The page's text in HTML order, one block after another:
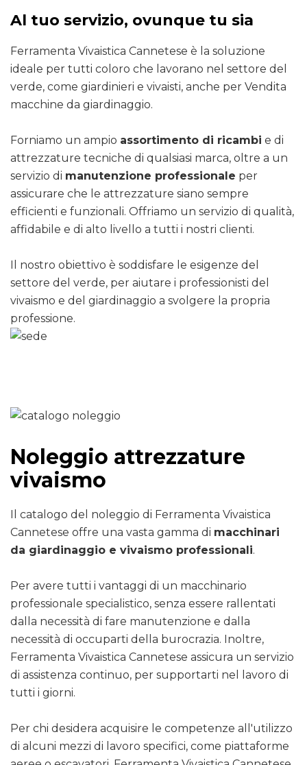
Al tuo servizio, ovunque tu sia
Ferramenta Vivaistica Cannetese è la soluzione
ideale per tutti coloro che lavorano nel settore del
verde, come giardinieri e vivaisti, anche per Vendita
macchine da giardinaggio.
Forniamo un ampio assortimento di ricambi e di
attrezzature tecniche di qualsiasi marca, oltre a un
servizio di manutenzione professionale per
assicurare che le attrezzature siano sempre
efficienti e funzionali. Offriamo un servizio di qualità,
affidabile e di alto livello a tutti i nostri clienti.
Il nostro obiettivo è soddisfare le esigenze del
settore del verde, per aiutare i professionisti del
vivaismo e del giardinaggio a svolgere la propria
professione.
Noleggio attrezzature
vivaismo
Il catalogo del noleggio di Ferramenta Vivaistica
Cannetese offre una vasta gamma di macchinari
da giardinaggio e vivaismo professionali.
Per avere tutti i vantaggi di un macchinario
professionale specialistico, senza essere rallentati
dalla necessità di fare manutenzione e dalla
necessità di occuparti della burocrazia. Inoltre,
Ferramenta Vivaistica Cannetese assicura un servizio
di assistenza continuo, per supportarti nel lavoro di
tutti i giorni.
Per chi desidera acquisire le competenze all'utilizzo
di alcuni mezzi di lavoro specifici, come piattaforme